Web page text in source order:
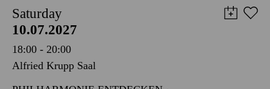
Saturday
10.07.2027
18:00 - 20:00
Alfried Krupp Saal